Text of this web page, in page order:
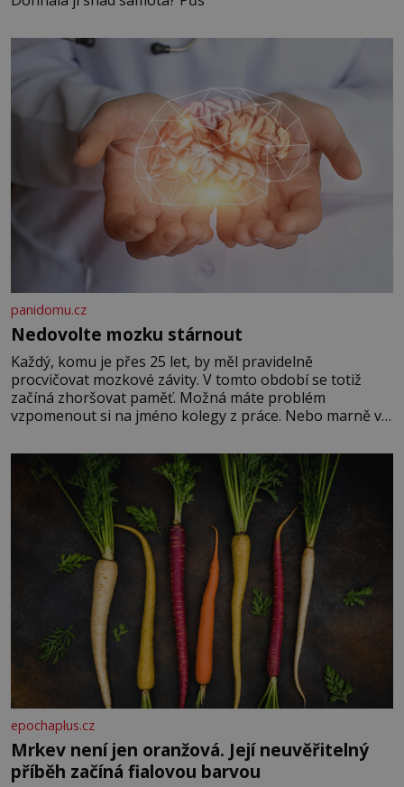
panidomu.cz
Nedovolte mozku stárnout
Každý, komu je přes 25 let, by měl pravidelně
procvičovat mozkové závity. V tomto období se totiž
začíná zhoršovat paměť. Možná máte problém
vzpomenout si na jméno kolegy z práce. Nebo marně v
Je to opravdu tak, s věkem jako kdyby se paměť
rozhodla stávkovat. Cvičte
epochaplus.cz
Mrkev není jen oranžová. Její neuvěřitelný
příběh začíná fialovou barvou